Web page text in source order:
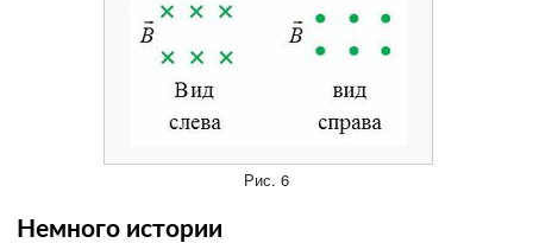
Рис. 6
Немного истории